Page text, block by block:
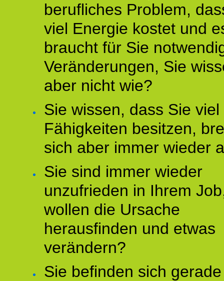
berufliches Problem,
viel Energie kostet und
braucht für Sie
Veränderungen, Sie
aber nicht wie?
Sie wissen, dass Sie
Fähigkeiten besitzen,
sich aber immer wieder
Sie sind immer wieder
unzufrieden in Ihrem
wollen die Ursache
herausfinden und etwas
verändern?
Sie befinden sich